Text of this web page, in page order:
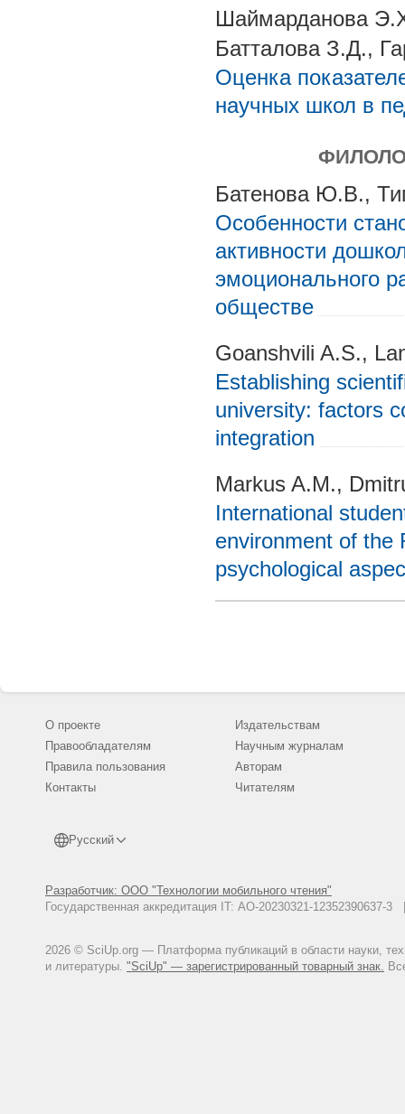
Шаймарданова
Батталова З.Д.,
Оценка
научных школ в
Батенова Ю.В.,
Особенности
активности
эмоционального
обществе
Goanshvili A.S.,
Establishing
university: factors
integration
Markus A.M.,
International
environment of the
psychological
О проекте
Правообладателям
Правила пользования
Контакты
Русский
Разработчик: ООО "Технологии мобильного чтения"
Государственная аккредитация IT: АО-20230321-
2026 © SciUp.org — Платформа публикаций в области науки,
и литературы. "SciUp" — зарегистрированный товарный знак.
Издательствам
Научным журналам
Авторам
Читателям